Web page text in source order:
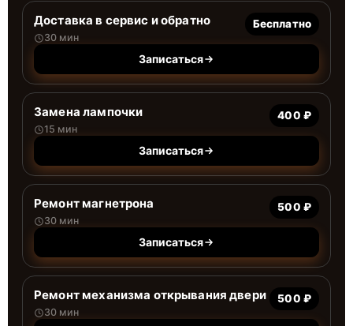
Доставка в сервис и обратно
30 мин
Бесплатно
Записаться
Замена лампочки
15 мин
400 ₽
Записаться
Ремонт магнетрона
30 мин
500 ₽
Записаться
Ремонт механизма открывания двери
30 мин
500 ₽